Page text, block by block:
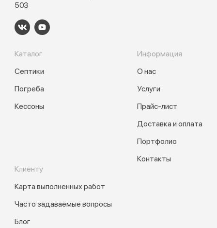
503
Каталог
Септики
Погреба
Кессоны
Информация
О нас
Услуги
Прайс-лист
Доставка и оплата
Портфолио
Контакты
Клиенту
Карта выполненных работ
Часто задаваемые вопросы
Блог